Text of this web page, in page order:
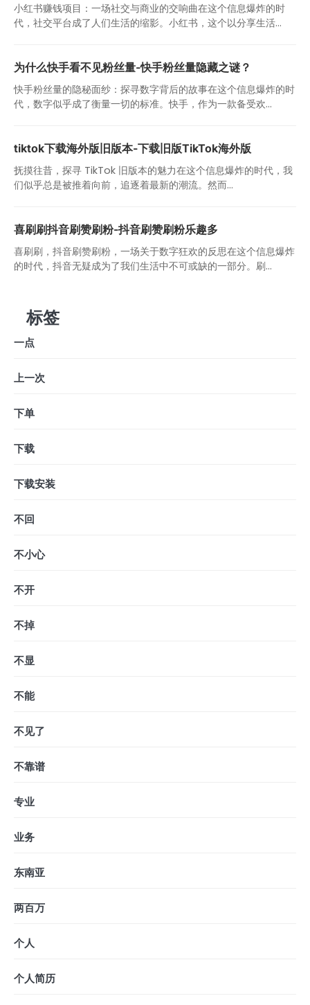
小红书赚钱项目：一场社交与商业的交响曲在这个信息爆炸的时
代，社交平台成了人们生活的缩影。小红书，这个以分享生活...
为什么快手看不见粉丝量-快手粉丝量隐藏之谜？
快手粉丝量的隐秘面纱：探寻数字背后的故事在这个信息爆炸的时
代，数字似乎成了衡量一切的标准。快手，作为一款备受欢...
tiktok下载海外版旧版本-下载旧版TikTok海外版
抚摸往昔，探寻 TikTok 旧版本的魅力在这个信息爆炸的时代，我
们似乎总是被推着向前，追逐着最新的潮流。然而...
喜刷刷抖音刷赞刷粉-抖音刷赞刷粉乐趣多
喜刷刷，抖音刷赞刷粉，一场关于数字狂欢的反思在这个信息爆炸
的时代，抖音无疑成为了我们生活中不可或缺的一部分。刷...
标签
一点
上一次
下单
下载
下载安装
不回
不小心
不开
不掉
不显
不能
不见了
不靠谱
专业
业务
东南亚
两百万
个人
个人简历